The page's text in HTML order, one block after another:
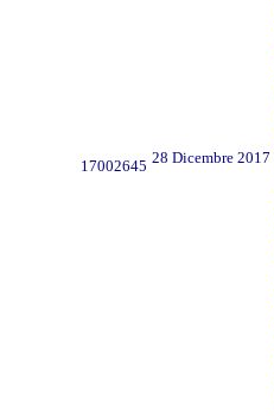
17002645 28 Dicembre 2017